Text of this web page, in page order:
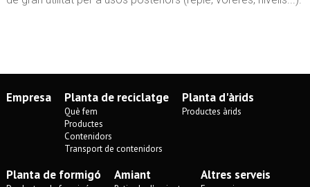
Empresa Planta de reciclatge
Què fem
Productes
Contenidors
Transport de contenidors
Planta d'àrids
Productes àrids
Planta de formigó Amiant Altres serveis